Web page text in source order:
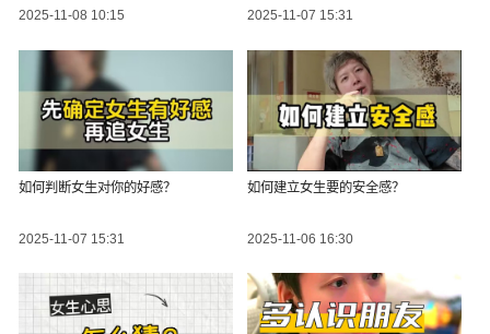
2025-11-08 10:15 2025-11-07 15:31
如何判断女生对你的好感？
2025-11-07 15:31
如何建立女生要的安全感？
2025-11-06 16:30